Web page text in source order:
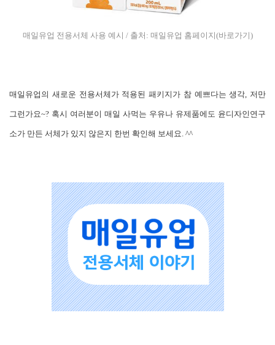
매일유업 전용서체 사용 예시 / 출처: 매일유업 홈페이지(바로가기)
매일유업의 새로운 전용서체가 적용된 패키지가 참 예쁘다는 생각, 저만
그런가요~? 혹시 여러분이 매일 사먹는 우유나 유제품에도 윤디자인연구
소가 만든 서체가 있지 않은지 한번 확인해 보세요. ^^